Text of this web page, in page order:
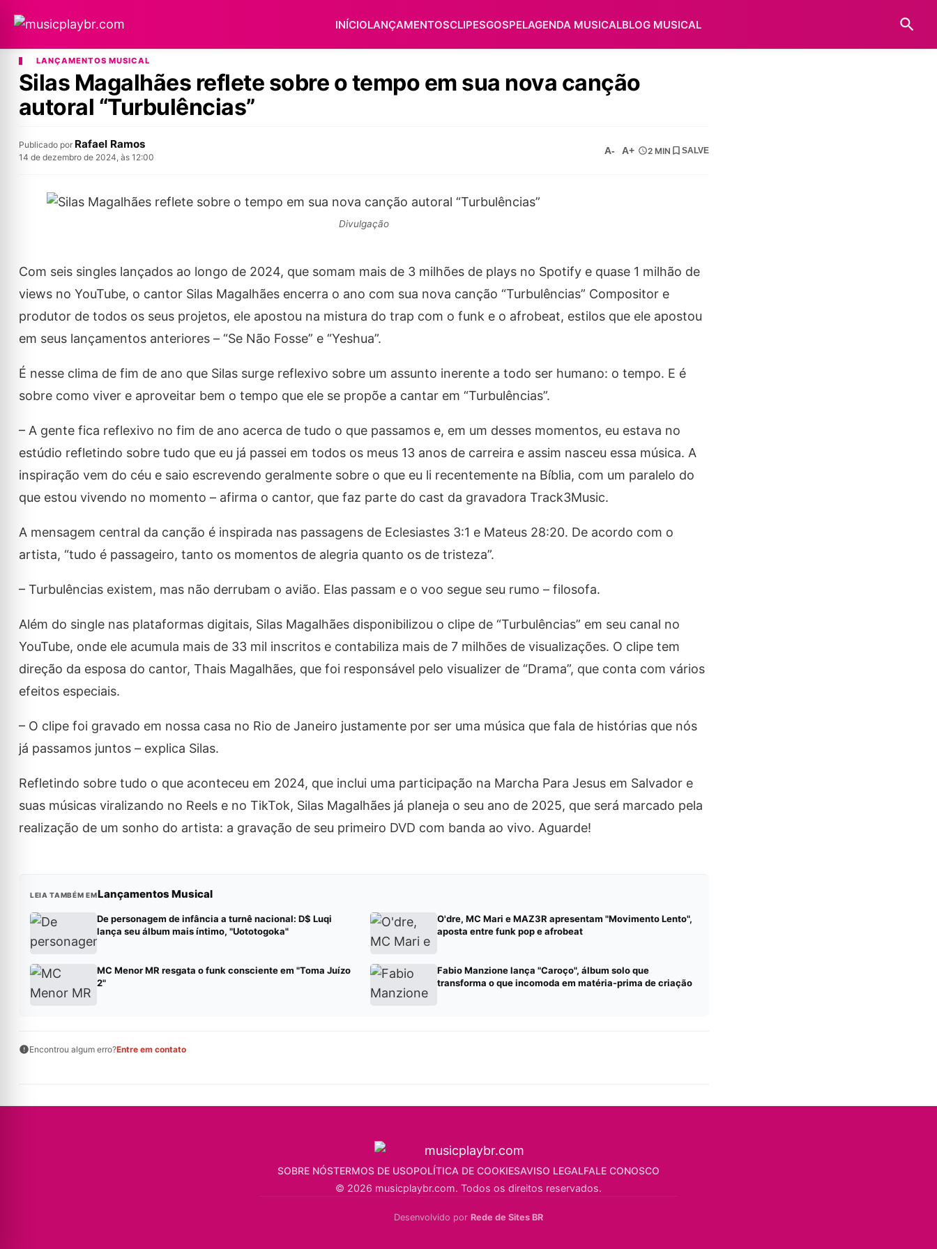
INÍCIOLANÇAMENTOSCLIPESGOSPELAGENDA MUSICALBLOG MUSICAL
LANÇAMENTOS MUSICAL
Silas Magalhães reflete sobre o tempo em sua nova canção
autoral “Turbulências”
Publicado por Rafael Ramos
14 de dezembro de 2024, às 12:00
A- A+ 2 MIN SALVE
Divulgação
Com seis singles lançados ao longo de 2024, que somam mais de 3 milhões de plays no Spotify e quase 1 milhão de
views no YouTube, o cantor Silas Magalhães encerra o ano com sua nova canção “Turbulências” Compositor e
produtor de todos os seus projetos, ele apostou na mistura do trap com o funk e o afrobeat, estilos que ele apostou
em seus lançamentos anteriores – “Se Não Fosse” e “Yeshua”.
É nesse clima de fim de ano que Silas surge reflexivo sobre um assunto inerente a todo ser humano: o tempo. E é
sobre como viver e aproveitar bem o tempo que ele se propõe a cantar em “Turbulências”.
– A gente fica reflexivo no fim de ano acerca de tudo o que passamos e, em um desses momentos, eu estava no
estúdio refletindo sobre tudo que eu já passei em todos os meus 13 anos de carreira e assim nasceu essa música. A
inspiração vem do céu e saio escrevendo geralmente sobre o que eu li recentemente na Bíblia, com um paralelo do
que estou vivendo no momento – afirma o cantor, que faz parte do cast da gravadora Track3Music.
A mensagem central da canção é inspirada nas passagens de Eclesiastes 3:1 e Mateus 28:20. De acordo com o
artista, “tudo é passageiro, tanto os momentos de alegria quanto os de tristeza”.
– Turbulências existem, mas não derrubam o avião. Elas passam e o voo segue seu rumo – filosofa.
Além do single nas plataformas digitais, Silas Magalhães disponibilizou o clipe de “Turbulências” em seu canal no
YouTube, onde ele acumula mais de 33 mil inscritos e contabiliza mais de 7 milhões de visualizações. O clipe tem
direção da esposa do cantor, Thais Magalhães, que foi responsável pelo visualizer de “Drama”, que conta com vários
efeitos especiais.
– O clipe foi gravado em nossa casa no Rio de Janeiro justamente por ser uma música que fala de histórias que nós
já passamos juntos – explica Silas.
Refletindo sobre tudo o que aconteceu em 2024, que inclui uma participação na Marcha Para Jesus em Salvador e
suas músicas viralizando no Reels e no TikTok, Silas Magalhães já planeja o seu ano de 2025, que será marcado pela
realização de um sonho do artista: a gravação de seu primeiro DVD com banda ao vivo. Aguarde!
LEIA TAMBÉM EMLançamentos Musical
De personagem de infância a turnê nacional: D$ Luqi
lança seu álbum mais íntimo, "Uototogoka"
O'dre, MC Mari e MAZ3R apresentam "Movimento Lento",
aposta entre funk pop e afrobeat
MC Menor MR resgata o funk consciente em "Toma Juízo
2"
Fabio Manzione lança "Caroço", álbum solo que
transforma o que incomoda em matéria-prima de criação
Encontrou algum erro?Entre em contato
SOBRE NÓSTERMOS DE USOPOLÍTICA DE COOKIESAVISO LEGALFALE CONOSCO
© 2026 musicplaybr.com. Todos os direitos reservados.
Desenvolvido por Rede de Sites BR